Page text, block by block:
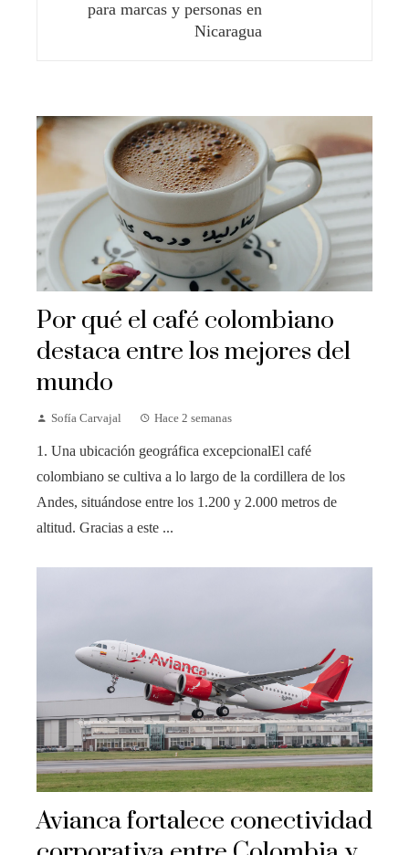
para marcas y personas en
Nicaragua
Por qué el café colombiano
destaca entre los mejores del
mundo
Sofía Carvajal Hace 2 semanas
1. Una ubicación geográfica excepcionalEl café
colombiano se cultiva a lo largo de la cordillera de los
Andes, situándose entre los 1.200 y 2.000 metros de
altitud. Gracias a este ...
Avianca fortalece conectividad